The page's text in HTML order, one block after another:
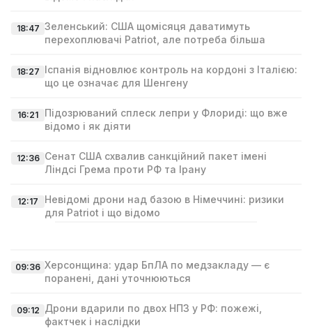
18:47 Зеленський: США щомісяця даватимуть
перехоплювачі Patriot, але потреба більша
18:27 Іспанія відновлює контроль на кордоні з Італією:
що це означає для Шенгену
16:21
Підозрюваний сплеск лепри у Флориді: що вже
відомо і як діяти
12:36 Сенат США схвалив санкційний пакет імені
Ліндсі Гремa проти РФ та Ірану
12:17
Невідомі дрони над базою в Німеччині: ризики
для Patriot і що відомо
09:36 Херсонщина: удар БпЛА по медзакладу — є
поранені, дані уточнюються
09:12 Дрони вдарили по двох НПЗ у РФ: пожежі,
фактчек і наслідки